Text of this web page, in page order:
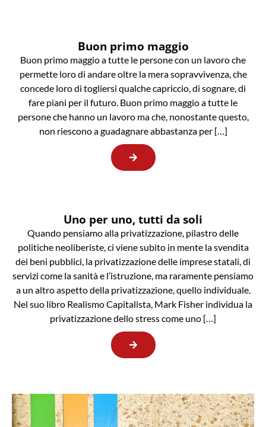
Buon primo maggio
Buon primo maggio a tutte le persone con un lavoro che
permette loro di andare oltre la mera sopravvivenza, che
concede loro di togliersi qualche capriccio, di sognare, di
fare piani per il futuro. Buon primo maggio a tutte le
persone che hanno un lavoro ma che, nonostante questo,
non riescono a guadagnare abbastanza per […]
Uno per uno, tutti da soli
Quando pensiamo alla privatizzazione, pilastro delle
politiche neoliberiste, ci viene subito in mente la svendita
dei beni pubblici, la privatizzazione delle imprese statali, di
servizi come la sanità e l’istruzione, ma raramente pensiamo
a un altro aspetto della privatizzazione, quello individuale.
Nel suo libro Realismo Capitalista, Mark Fisher individua la
privatizzazione dello stress come uno […]